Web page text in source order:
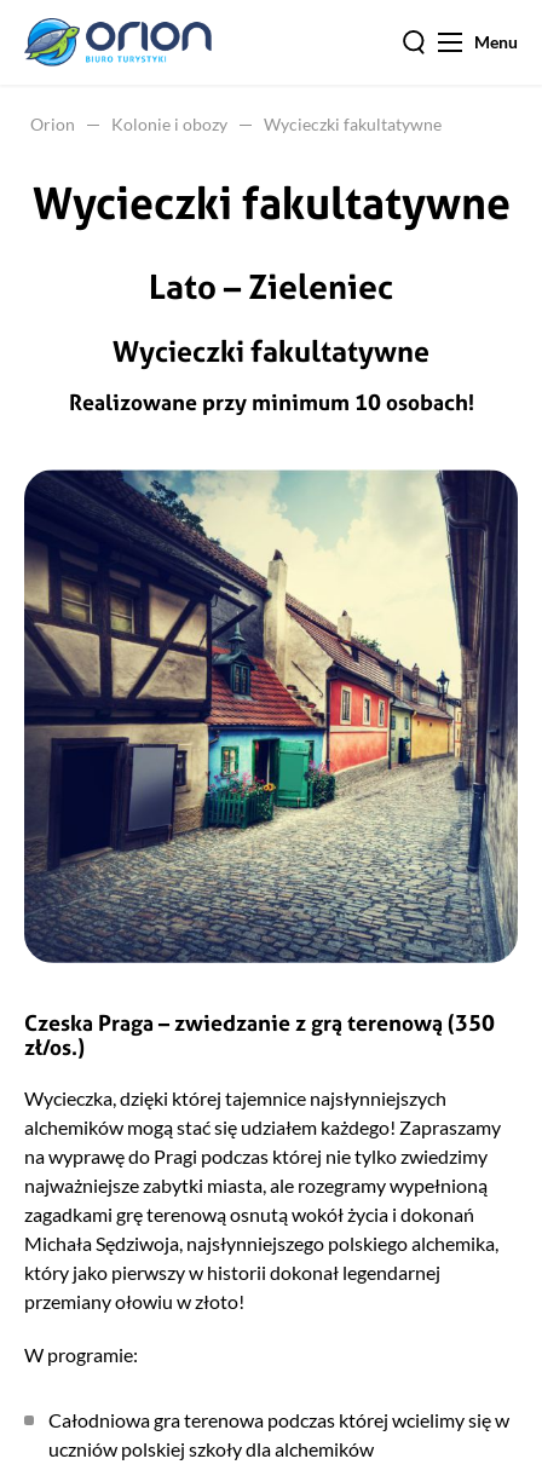
Menu
Orion Kolonie i obozy Wycieczki fakultatywne
Wycieczki fakultatywne
Lato – Zieleniec
Wycieczki fakultatywne
Realizowane przy minimum 10 osobach!
Czeska Praga – zwiedzanie z grą terenową (350
zł/os.)
Wycieczka, dzięki której tajemnice najsłynniejszych
alchemików mogą stać się udziałem każdego! Zapraszamy
na wyprawę do Pragi podczas której nie tylko zwiedzimy
najważniejsze zabytki miasta, ale rozegramy wypełnioną
zagadkami grę terenową osnutą wokół życia i dokonań
Michała Sędziwoja, najsłynniejszego polskiego alchemika,
który jako pierwszy w historii dokonał legendarnej
przemiany ołowiu w złoto!
W programie:
Całodniowa gra terenowa podczas której wcielimy się w
uczniów polskiej szkoły dla alchemików